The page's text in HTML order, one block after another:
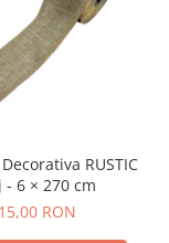
RUSTIC
- 6 × 270 cm
15,00 RON